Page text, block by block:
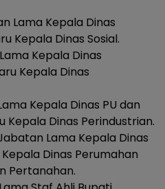
Lama Kepala Dinas
Kepala Dinas Sosial.
Kepala Dinas
Kepala Dinas
Kepala Dinas PU dan
Kepala Dinas Perindustrian.
Lama Kepala Dinas
Dinas Perumahan
Pertanahan.